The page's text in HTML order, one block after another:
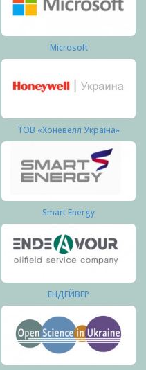
Microsoft
ТОВ «Хоневелл Україна»
Smart Energy
ЕНДЕЙВЕР